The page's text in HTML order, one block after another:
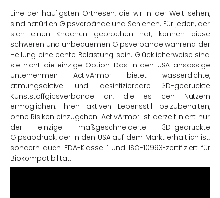
Eine der häufigsten Orthesen, die wir in der Welt sehen,
sind natürlich Gipsverbände und Schienen. Für jeden, der
sich einen Knochen gebrochen hat, können diese
schweren und unbequemen Gipsverbände während der
Heilung eine echte Belastung sein. Glücklicherweise sind
sie nicht die einzige Option. Das in den USA ansässige
Unternehmen ActivArmor bietet wasserdichte,
atmungsaktive und desinfizierbare 3D-gedruckte
Kunststoffgipsverbände an, die es den Nutzern
ermöglichen, ihren aktiven Lebensstil beizubehalten,
ohne Risiken einzugehen. ActivArmor ist derzeit nicht nur
der einzige maßgeschneiderte 3D-gedruckte
Gipsabdruck, der in den USA auf dem Markt erhältlich ist,
sondern auch FDA-Klasse 1 und ISO-10993-zertifiziert für
Biokompatibilität.